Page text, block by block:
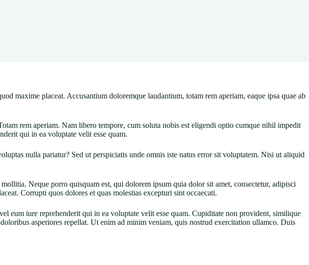
maxime placeat. Accusantium doloremque laudantium, totam rem aperiam, eaque ipsa quae ab
rem aperiam. Nam libero tempore, cum soluta nobis est eligendi optio cumque nihil impedit
qui in ea voluptate velit esse quam.
nulla pariatur? Sed ut perspiciatis unde omnis iste natus error sit voluptatem. Nisi ut aliquid
Neque porro quisquam est, qui dolorem ipsum quia dolor sit amet, consectetur, adipisci
Corrupti quos dolores et quas molestias excepturi sint occaecati.
eum iure reprehenderit qui in ea voluptate velit esse quam. Cupiditate non provident, similique
asperiores repellat. Ut enim ad minim veniam, quis nostrud exercitation ullamco. Duis